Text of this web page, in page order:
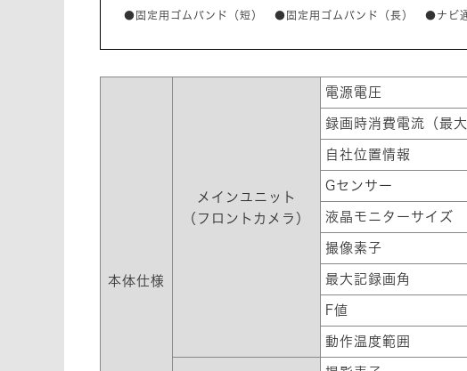
●固定用ゴムバンド（短） ●固定用ゴムバンド（長） ●ナ
本体仕様
メインユニット
（フロントカメラ）
電源電圧
録画時消費電流（最大
自社位置情報
Gセンサー
液晶モニターサイズ
撮像素子
最大記録画角
F値
動作温度範囲